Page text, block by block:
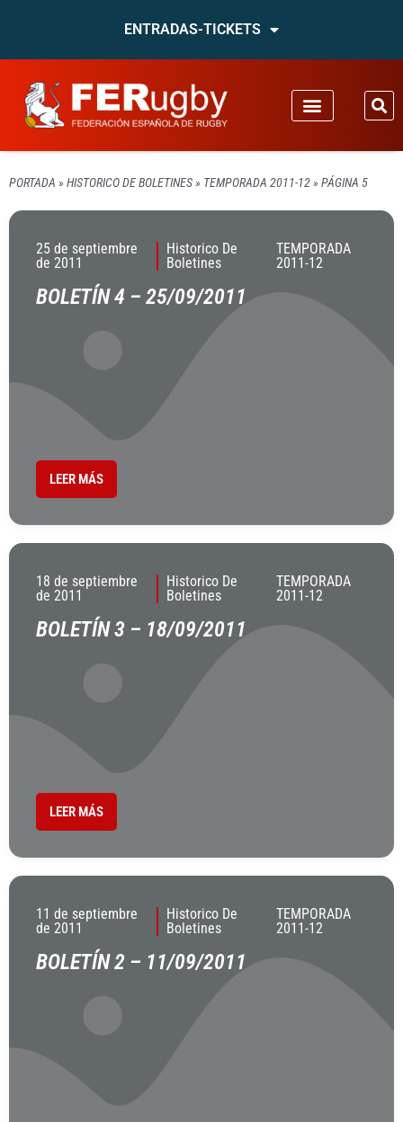
ENTRADAS-TICKETS
PORTADA » HISTORICO DE BOLETINES» TEMPORADA 2011-12» PÁGINA 5
25 de septiembre
de 2011
Historico De
Boletines
TEMPORADA
2011-12
BOLETÍN 4 – 25/09/2011
LEER MÁS
18 de septiembre
de 2011
Historico De
Boletines
TEMPORADA
2011-12
BOLETÍN 3 – 18/09/2011
LEER MÁS
11 de septiembre
de 2011
Historico De
Boletines
TEMPORADA
2011-12
BOLETÍN 2 – 11/09/2011